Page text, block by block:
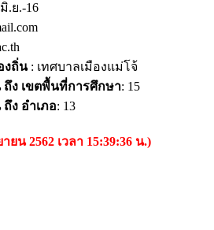
.ย.-16
งถิ่น: เทศบาลเมืองแม่โจ้
ถึง เขตพื้นที่การศึกษา: 15
ถึง อำเภอ: 13
น 2562 เวลา 15:39:36 น.)